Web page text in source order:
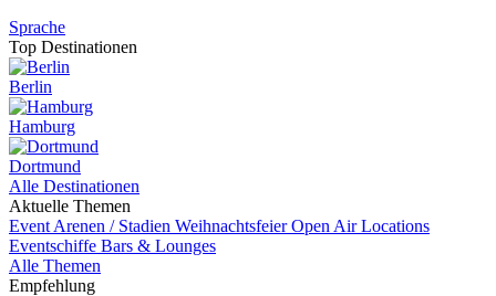
Sprache
Top Destinationen
Berlin
Hamburg
Dortmund
Alle Destinationen
Aktuelle Themen
Event Arenen / Stadien WeihnachtsfeierOpen Air Locations
Eventschiffe Bars & Lounges
Alle Themen
Empfehlung